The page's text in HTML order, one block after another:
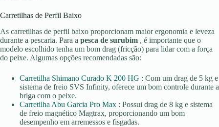
Carretilhas de Perfil Baixo
As carretilhas de perfil baixo proporcionam maior ergonomia e leveza
durante a pescaria. Para a pesca de surubim , é importante que o
modelo escolhido tenha um bom drag (fricção) para lidar com a força
do peixe. Algumas opções recomendadas são:
Carretilha Shimano Curado K 200 HG : Com um drag de 5 kg e
sistema de freio SVS Infinity, oferece um bom controle durante a
briga com o peixe.
Carretilha Abu Garcia Pro Max : Possui drag de 8 kg e sistema
de freio magnético Magtrax, proporcionando um bom
desempenho em arremessos e fisgadas.